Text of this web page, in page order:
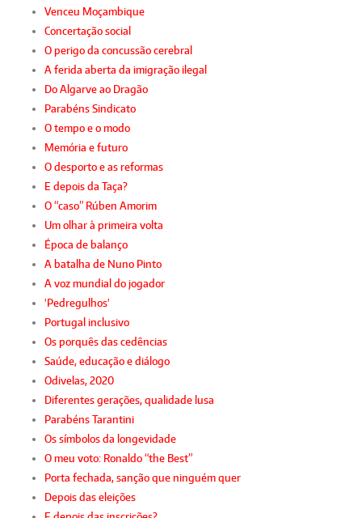
Venceu Moçambique
Concertação social
O perigo da concussão cerebral
A ferida aberta da imigração ilegal
Do Algarve ao Dragão
Parabéns Sindicato
O tempo e o modo
Memória e futuro
O desporto e as reformas
E depois da Taça?
O “caso” Rúben Amorim
Um olhar à primeira volta
Época de balanço
A batalha de Nuno Pinto
A voz mundial do jogador
'Pedregulhos'
Portugal inclusivo
Os porquês das cedências
Saúde, educação e diálogo
Odivelas, 2020
Diferentes gerações, qualidade lusa
Parabéns Tarantini
Os símbolos da longevidade
O meu voto: Ronaldo “the Best”
Porta fechada, sanção que ninguém quer
Depois das eleições